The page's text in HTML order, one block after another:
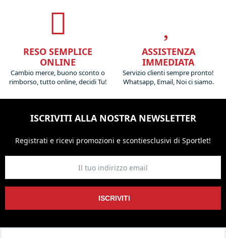
RESO SEMPLICE
ONLINE
Cambio merce, buono sconto o
rimborso, tutto online, decidi Tu!
ASSISTENZA
IMMEDIATA
Servizio clienti sempre pronto!
Whatsapp, Email, Noi ci siamo.
ISCRIVITI ALLA NOSTRA NEWSLETTER
Registrati e ricevi promozioni e scontiesclusivi di Sportlet!
ISCRIVITI